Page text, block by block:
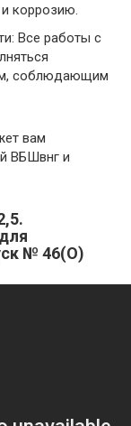
коррозию.​
Все работы с
соблюдающим
вам
ВБШвнг и
№ 46(О)